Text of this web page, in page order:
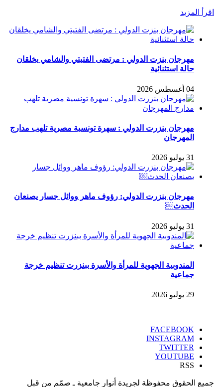
اقرأ المزيد
مهرجان بنزت الدولي : مرتضى الفتيتي والشامي يخلقان
حالة استثنائية
04 أغسطس 2026
مهرجان بنزرت الدولي : سهرة تونسية مصرية تلهب مدارج
المهرجان
31 يوليو 2026
مهرجان بنزرت الدولي: رؤوف ماهر ووائل جسار يصنعان
الحدث￼
31 يوليو 2026
المندوبية الجهوية للمرأة والأسرة ببنزرت تنظيم خرجة
جماعية
29 يوليو 2026
FACEBOOK
INSTAGRAM
TWITTER
YOUTUBE
RSS
جميع الحقوق محفوظة لجريدة أنوار جامعية ـ صمّم من قبل